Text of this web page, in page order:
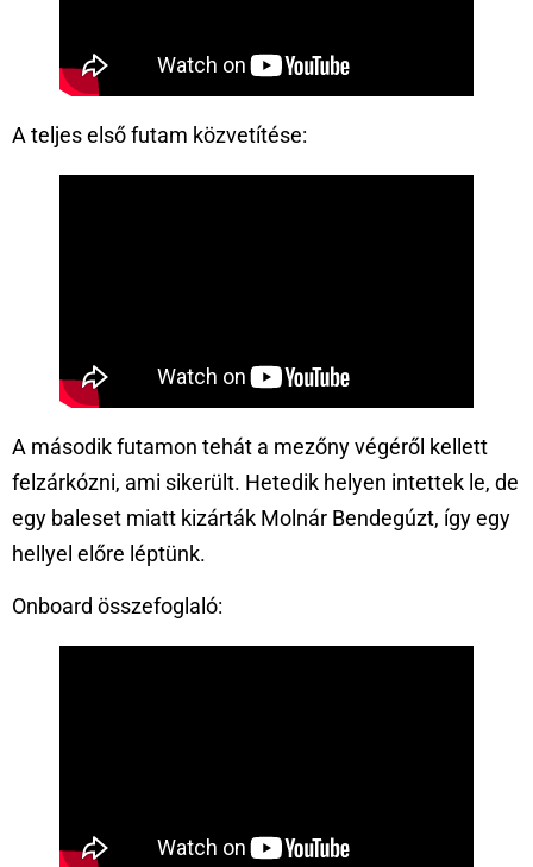
A teljes első futam közvetítése:
A második futamon tehát a mezőny végéről kellett
felzárkózni, ami sikerült. Hetedik helyen intettek le, de
egy baleset miatt kizárták Molnár Bendegúzt, így egy
hellyel előre léptünk.
Onboard összefoglaló: